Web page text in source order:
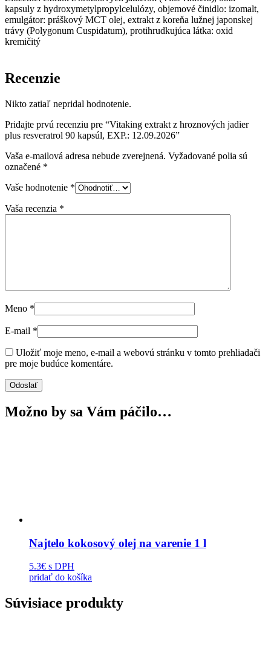
kapsuly z hydroxymetylpropylcelulózy, objemové činidlo: izomalt,
emulgátor: práškový MCT olej, extrakt z koreňa lužnej japonskej
trávy (Polygonum Cuspidatum), protihrudkujúca látka: oxid
kremičitý
Recenzie
Nikto zatiaľ nepridal hodnotenie.
Pridajte prvú recenziu pre “Vitaking extrakt z hroznových jadier
plus resveratrol 90 kapsúl, EXP.: 12.09.2026”
Vaša e-mailová adresa nebude zverejnená. Vyžadované polia sú
označené *
Vaše hodnotenie *
Vaša recenzia *
Meno *
E-mail *
Uložiť moje meno, e-mail a webovú stránku v tomto prehliadači
pre moje budúce komentáre.
Možno by sa Vám páčilo…
Najtelo kokosový olej na varenie 1 l
5.3€ s DPH
pridať do košíka
Súvisiace produkty